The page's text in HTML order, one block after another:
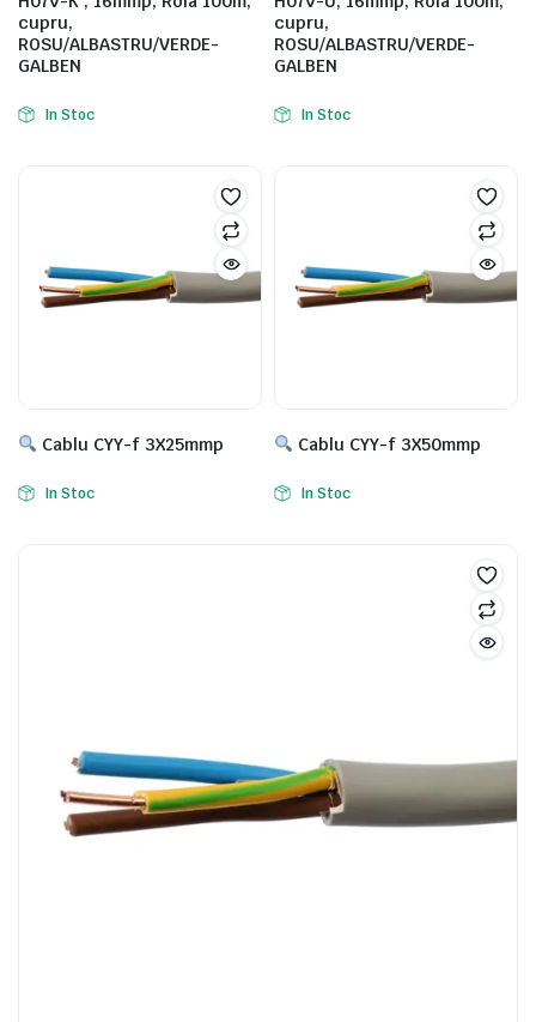
cupru,
ROSU/ALBASTRU/VERDE-
GALBEN
In Stoc
cupru,
ROSU/ALBASTRU/VERDE-
GALBEN
In Stoc
Cablu CYY-f 3X25mmp
In Stoc
Cablu CYY-f 3X50mmp
In Stoc